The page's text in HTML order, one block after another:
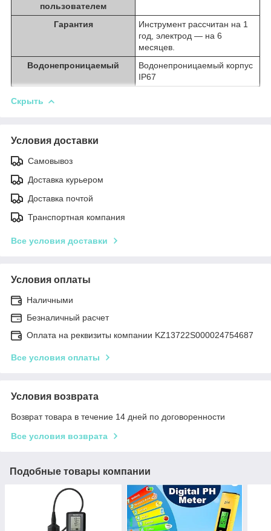
пользователем
Гарантия
Инструмент рассчитан на 1
год, электрод — на 6
месяцев.
Водонепроницаемый
Водонепроницаемый корпус
IP67
Скрыть
Условия доставки
Самовывоз
Доставка курьером
Доставка почтой
Транспортная компания
Все условия доставки
Условия оплаты
Наличными
Безналичный расчет
Оплата на реквизиты компании KZ13722S000024754687
Все условия оплаты
Условия возврата
Возврат товара в течение 14 дней по договоренности
Все условия возврата
Подобные товары компании